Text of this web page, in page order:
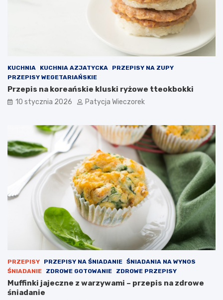
KUCHNIA KUCHNIA AZJATYCKA
PRZEPISY NA ZUPY
PRZEPISY WEGETARIAŃSKIE
Przepis na koreańskie kluski ryżowe tteokbokki
10 stycznia 2026 Patycja Wieczorek
PRZEPISY PRZEPISY NA ŚNIADANIE ŚNIADANIA NA WYNOS
ŚNIADANIE
ZDROWE GOTOWANIE ZDROWE PRZEPISY
Muffinki jajeczne z warzywami – przepis na zdrowe
śniadanie